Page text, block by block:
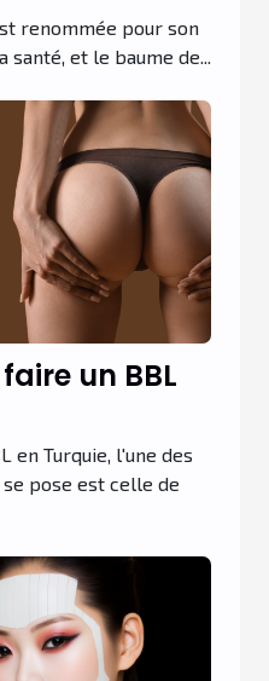
renommée pour son
et le baume de...
un BBL
en Turquie, l'une des
pose est celle de